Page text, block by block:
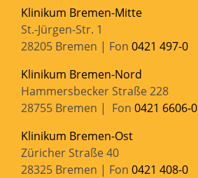
Klinikum Bremen-Mitte
St.-Jürgen-Str. 1
28205 Bremen | Fon 0421 497-0
Klinikum Bremen-Nord
Hammersbecker Straße 228
28755 Bremen | Fon 0421 6606-0
Klinikum Bremen-Ost
Züricher Straße 40
28325 Bremen | Fon 0421 408-0